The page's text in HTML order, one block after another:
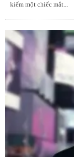
kiếm một chiếc mắt...